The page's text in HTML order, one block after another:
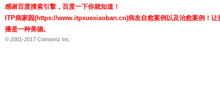
感谢百度搜索引擎，百度一下你就知道！
ITP病家园(https://www.itpxuexiaoban.cn)病友自愈案例以及治愈案例！让
播是一种美德。
© 2001-2017 Comsenz Inc.